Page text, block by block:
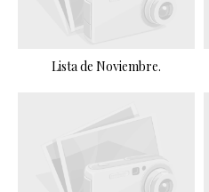
Lista de Noviembre.